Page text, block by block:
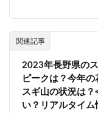
関連記事
2023年長野県の
ピークは？今年
スギ山の状況は
い？リアルタイム